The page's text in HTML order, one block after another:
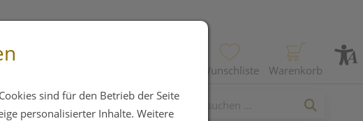
Wunschliste Warenkorb
sind für den Betrieb der Seite
personalisierter Inhalte. Weitere